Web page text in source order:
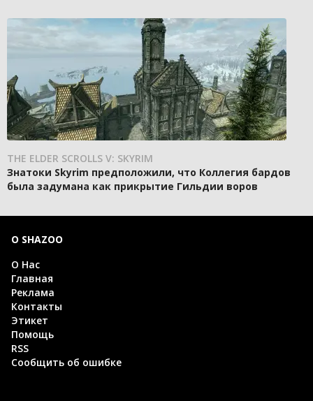
THE ELDER SCROLLS V: SKYRIM
Знатоки Skyrim предположили, что Коллегия бардов
была задумана как прикрытие Гильдии воров
О SHAZOO
О Нас
Главная
Реклама
Контакты
Этикет
Помощь
RSS
Сообщить об ошибке